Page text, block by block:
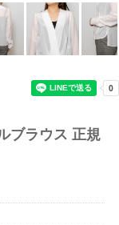
ブラウス 正規